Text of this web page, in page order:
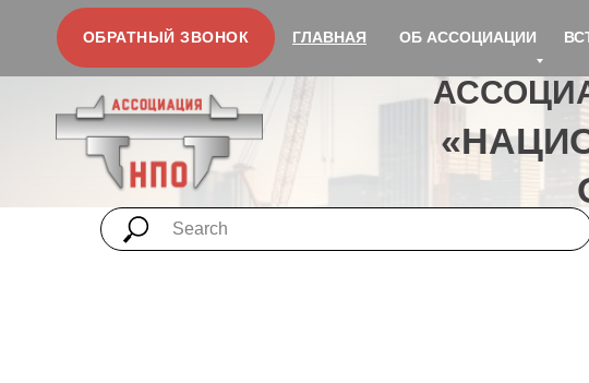
ОБ АССОЦИАЦИИ
ГЛАВНАЯ
ОБРАТНЫЙ ЗВОНОК